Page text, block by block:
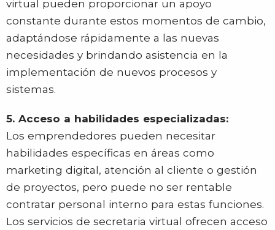
virtual pueden proporcionar un apoyo
constante durante estos momentos de cambio,
adaptándose rápidamente a las nuevas
necesidades y brindando asistencia en la
implementación de nuevos procesos y
sistemas.
5. Acceso a habilidades especializadas:
Los emprendedores pueden necesitar
habilidades específicas en áreas como
marketing digital, atención al cliente o gestión
de proyectos, pero puede no ser rentable
contratar personal interno para estas funciones.
Los servicios de secretaria virtual ofrecen acceso